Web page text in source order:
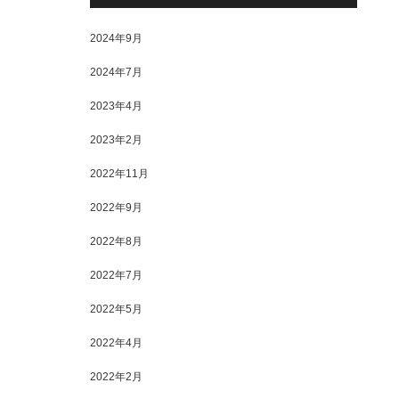
2024年9月
2024年7月
2023年4月
2023年2月
2022年11月
2022年9月
2022年8月
2022年7月
2022年5月
2022年4月
2022年2月